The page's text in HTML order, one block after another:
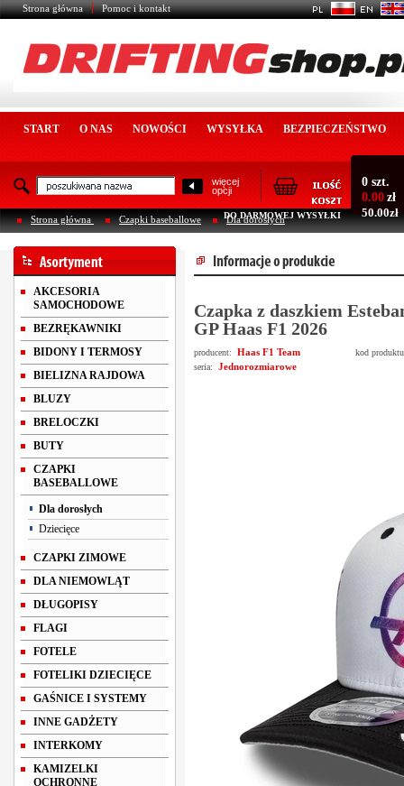
Strona główna Pomoc i kontakt
START O NAS NOWOŚCI WYSYŁKA BEZPIECZEŃSTWO
więcej
opcji
0 szt.
0.00 zł
DO DARMOWEJ WYSYŁKI 50.00zł
Strona główna Czapki baseballowe Dla dorosłych
AKCESORIA
SAMOCHODOWE
BEZRĘKAWNIKI
BIDONY I TERMOSY
BIELIZNA RAJDOWA
BLUZY
BRELOCZKI
BUTY
CZAPKI
BASEBALLOWE
Dla dorosłych
Dziecięce
CZAPKI ZIMOWE
DLA NIEMOWLĄT
DŁUGOPISY
FLAGI
FOTELE
FOTELIKI DZIECIĘCE
GAŚNICE I SYSTEMY
INNE GADŻETY
INTERKOMY
KAMIZELKI
OCHRONNE
Czapka z daszkiem
GP Haas F1 2026
producent: Haas F1 Team
kod
seria:
Jednorozmiarowe